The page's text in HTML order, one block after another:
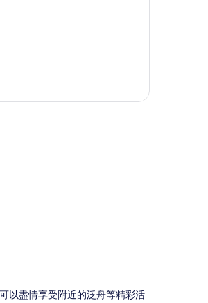
以盡情享受附近的泛舟等精彩活